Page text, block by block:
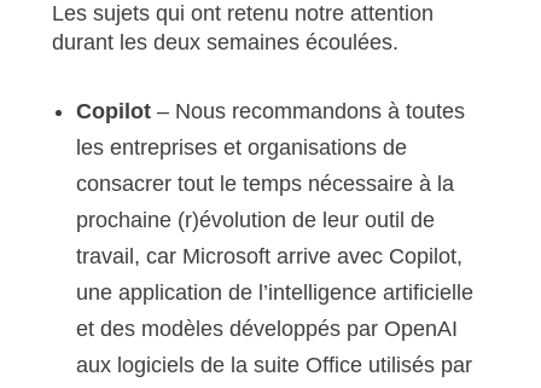
Les sujets qui ont retenu notre attention
durant les deux semaines écoulées.
Copilot – Nous recommandons à toutes
les entreprises et organisations de
consacrer tout le temps nécessaire à la
prochaine (r)évolution de leur outil de
travail, car Microsoft arrive avec Copilot,
une application de l’intelligence artificielle
et des modèles développés par OpenAI
aux logiciels de la suite Office utilisés par